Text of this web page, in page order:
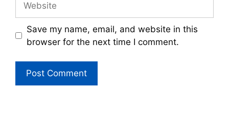
Save my name, email, and website in this
browser for the next time I comment.